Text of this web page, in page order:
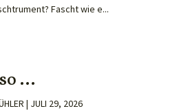
Fascht wie e...
…
| JULI 29, 2026